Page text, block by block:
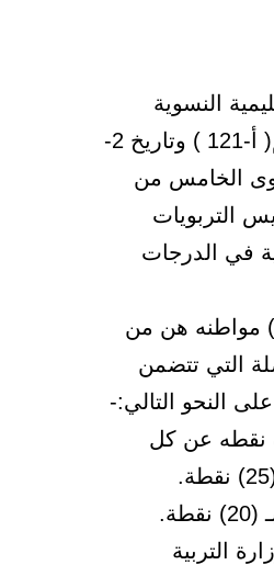
النسوية
(الدفعة الثالثة) من الوظائف المحدثة بالأمر الملكي رقم( أ-121 ) وتاريخ 2-
وظيفة بالمستوى الخامس من
التربويات
في الدرجات
وأوضحت الوزارة أن من اعلنت اسمائهن وعددهن (128) مواطنه هن من
التي تتضمن
إلى نصف نقطه عن كل
التربية